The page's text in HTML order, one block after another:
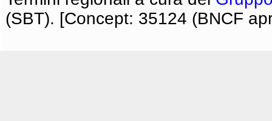
(SBT). [Concept: 35124 (BNCF